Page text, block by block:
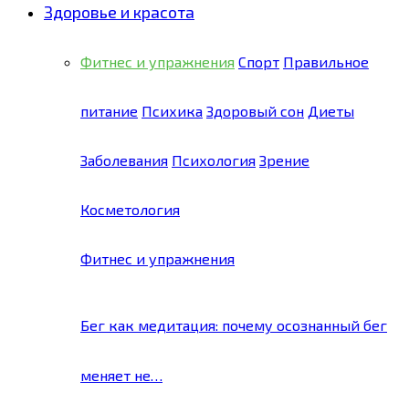
Здоровье и красота
Фитнес и упражнения Спорт Правильное
питание Психика Здоровый сон Диеты
Заболевания Психология Зрение
Косметология
Фитнес и упражнения
Бег как медитация: почему осознанный бег
меняет не…